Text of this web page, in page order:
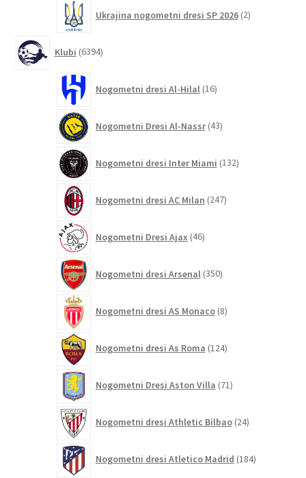
Ukrajina nogometni dresi SP 2026 2izdelka
Klubi 6394izdelkov
Nogometni dresi Al-Hilal 16izdelkov
Nogometni Dresi Al-Nassr 43izdelkov
Nogometni dresi Inter Miami 132izdelkov
Nogometni dresi AC Milan 247izdelkov
Nogometni Dresi Ajax 46izdelkov
Nogometni dresi Arsenal 350izdelkov
Nogometni dresi AS Monaco 8izdelkov
Nogometni dresi As Roma 124izdelkov
Nogometni Dresi Aston Villa 71izdelkov
Nogometni dresi Athletic Bilbao 24izdelkov
Nogometni dresi Atletico Madrid 184izdelkov